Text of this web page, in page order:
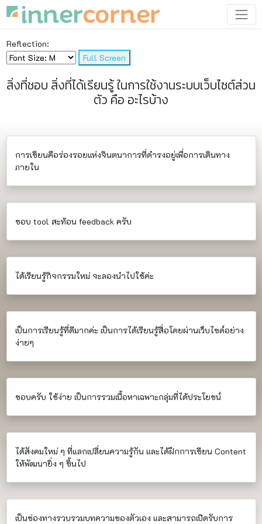
Reflection:
สิ่งที่ชอบ สิ่งที่ได้เรียนรู้ ในการใช้งานระบบเว็บไซต์ส่วน
ตัว คือ อะไรบ้าง
การเขียนคือร่องรอยแห่งจินตนาการที่ดำรงอยู่เพื่อการเดินทาง
ภายใน
ชอบ tool สะท้อน feedback ครับ
ได้เรียนรู้กิจกรรมใหม่ จะลองนำไปใช้ค่ะ
เป็นการเรียนรู้ที่ดีมากค่ะ เป็นการได้เรียนรู้สื่อโดยผ่านเว็บไซด์อย่าง
ง่ายๆ
ชอบครับ ใช้ง่าย เป็นการรวมเนื้อหาเฉพาะกลุ่มที่ได้ประโยชน์
ได้สังคมใหม่ ๆ ที่แลกเปลี่ยนความรู้กัน และได้ฝึกการเขียน Content
ให้พัฒนายิ่ง ๆ ขึ้นไป
เป็นช่องทางรวบรวมบทความของตัวเอง และสามารถเปิดรับการ